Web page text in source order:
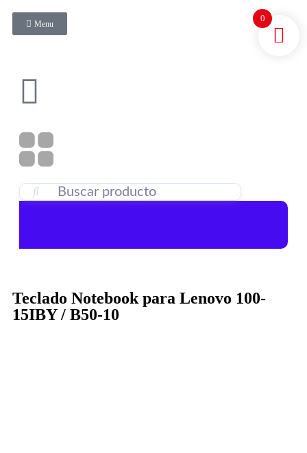
Menu
Teclado Notebook para Lenovo 100-
15IBY / B50-10
0